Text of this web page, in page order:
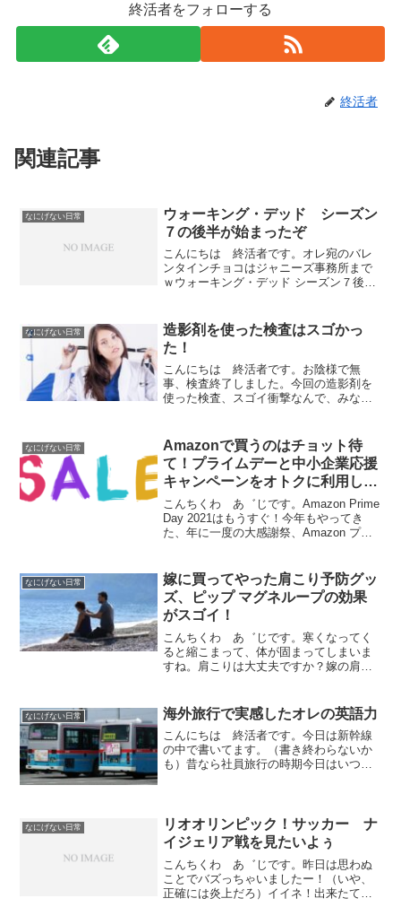
終活者をフォローする
終活者
関連記事
なにげない日常
ウォーキング・デッド シーズン
７の後半が始まったぞ
こんにちは 終活者です。オレ宛のバレ
ンタインチョコはジャニーズ事務所まで
ｗウォーキング・デッド シーズン７後半
まだかと首を長くして待ってましたよ。
出来れば長くなるのはア...
なにげない日常
造影剤を使った検査はスゴかっ
た！
こんにちは 終活者です。お陰様で無
事、検査終了しました。今回の造影剤を
使った検査、スゴイ衝撃なんで、みなさ
ちゃダメ予約した時間に病院に到着する
と、まずは処置室と言われる...
なにげない日常
Amazonで買うのはチョット待
て！プライムデーと中小企業応援
キャンペーンをオトクに利用しよ
う！
こんちくわ あ゛じです。Amazon Prime
Day 2021はもうすぐ！今年もやってき
た、年に一度の大感謝祭、Amazon プラ
日まで知らなくて、つい最近、Am...
なにげない日常
嫁に買ってやった肩こり予防グッ
ズ、ピップ マグネループの効果
がスゴイ！
こんちくわ あ゛じです。寒くなってく
ると縮こまって、体が固まってしまいま
すね。肩こりは大丈夫ですか？嫁の肩こ
とても気に入ったようで、ずっと愛用し
ています。（珍しく壊れな...
なにげない日常 海外旅行で実感したオレの英語力
こんにちは 終活者です。今日は新幹線
の中で書いてます。（書き終わらないか
も）昔なら社員旅行の時期今日はいつも
時期になると、フロントガ...
なにげない日常
リオオリンピック！サッカー ナ
イジェリア戦を見たいよぅ
こんちくわ あ゛じです。昨日は思わぬ
ことでバズっちゃいましたー！（いや、
正確には炎上だろ）イイネ！出来たて１